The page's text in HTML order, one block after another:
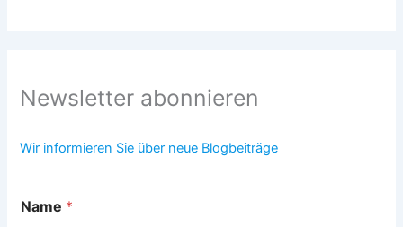
Newsletter abonnieren
Wir informieren Sie über neue Blogbeiträge
Name *